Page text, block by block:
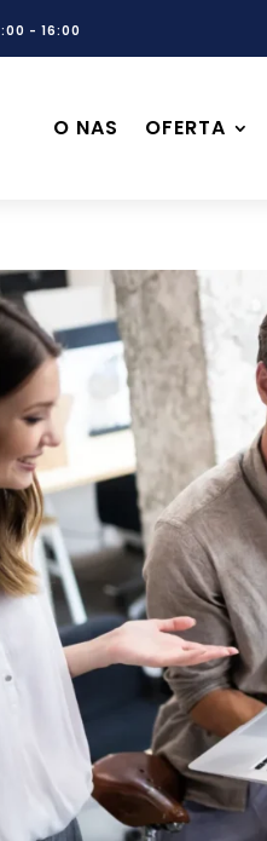
- 16:00
O NAS OFERTA